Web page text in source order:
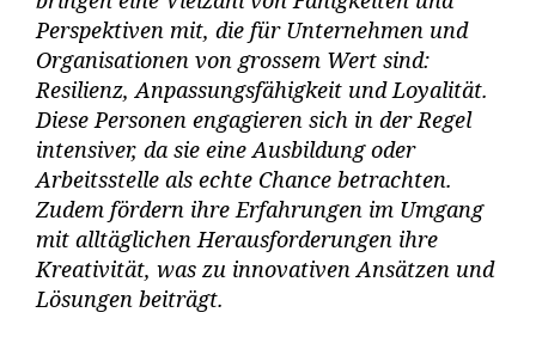
Perspektiven mit, die für Unternehmen und
Organisationen von grossem Wert sind:
Resilienz, Anpassungsfähigkeit und Loyalität.
Diese Personen engagieren sich in der Regel
intensiver, da sie eine Ausbildung oder
Arbeitsstelle als echte Chance betrachten.
Zudem fördern ihre Erfahrungen im Umgang
mit alltäglichen Herausforderungen ihre
Kreativität, was zu innovativen Ansätzen und
Lösungen beiträgt.